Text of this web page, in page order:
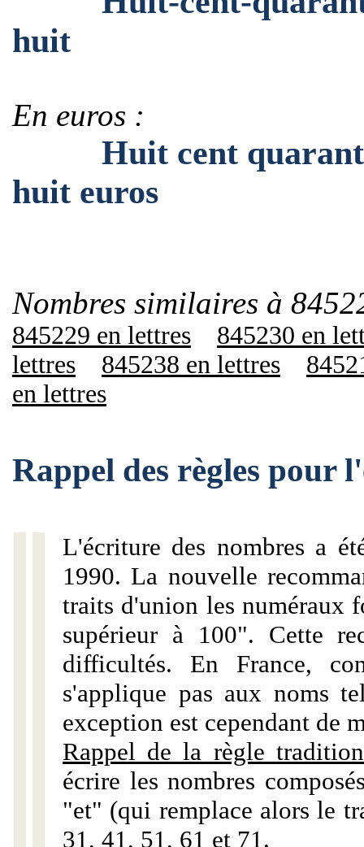
huit
En euros :
Huit cent quarante-
huit euros
Nombres similaires à
845229 en lettres
845230 en
lettres
845238 en lettres
en lettres
Rappel des règles pour
L'écriture des nombres a
1990. La nouvelle
traits d'union les numéraux
supérieur à 100". Cette
difficultés. En France,
s'applique pas aux noms
exception est cependant de
Rappel de la règle
écrire les nombres
"et" (qui remplace alors le
31, 41, 51, 61 et 71.